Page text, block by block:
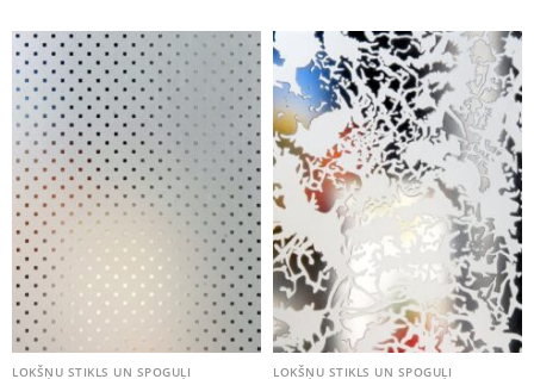
LOKŠŅU STIKLS UN SPOGUĻI LOKŠŅU STIKLS UN SPOGUĻI